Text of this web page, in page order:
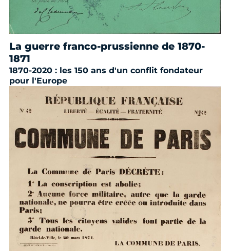
La guerre franco-prussienne de 1870-
1871
1870-2020 : les 150 ans d'un conflit fondateur
pour l'Europe